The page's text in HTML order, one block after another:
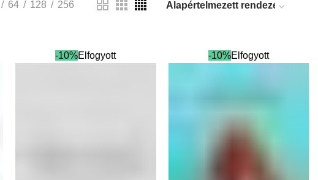
64 128 256
-10%Elfogyott -10%Elfogyott